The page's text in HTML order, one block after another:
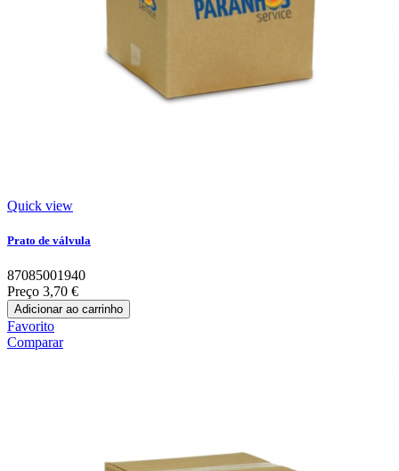
Quick view
Prato de válvula
87085001940
Preço 3,70 €
Adicionar ao carrinho
Favorito
Comparar